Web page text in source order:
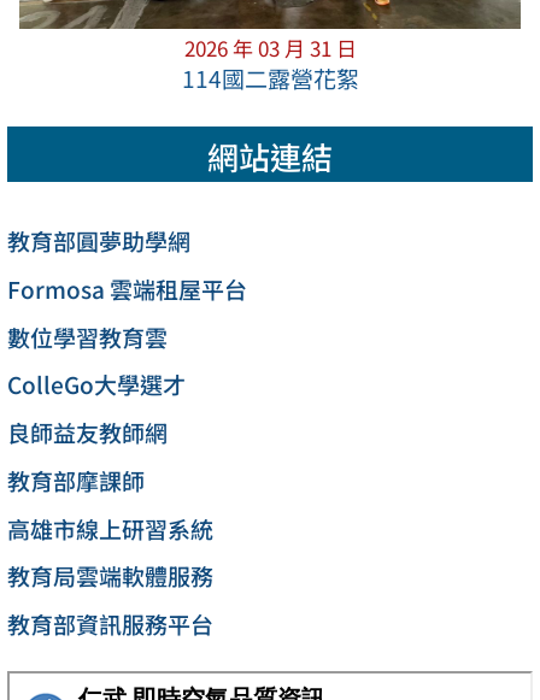
2026 年 03 月 31 日
114國二露營花絮
網站連結
教育部圓夢助學網
Formosa 雲端租屋平台
數位學習教育雲
ColleGo大學選才
良師益友教師網
教育部摩課師
高雄市線上研習系統
教育局雲端軟體服務
教育部資訊服務平台